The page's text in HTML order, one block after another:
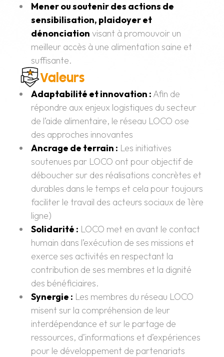
Mener ou soutenir des actions de
sensibilisation, plaidoyer et
dénonciation visant à promouvoir un
meilleur accès à une alimentation saine et
suffisante.
Valeurs
Adaptabilité et innovation : Afin de
répondre aux enjeux logistiques du secteur
de l’aide alimentaire, le réseau LOCO ose
des approches innovantes
Ancrage de terrain : Les initiatives
soutenues par LOCO ont pour objectif de
déboucher sur des réalisations concrètes et
durables dans le temps et cela pour toujours
faciliter le travail des acteurs sociaux de 1ère
ligne)
Solidarité : LOCO met en avant le contact
humain dans l’exécution de ses missions et
exerce ses activités en respectant la
contribution de ses membres et la dignité
des bénéficiaires.
Synergie : Les membres du réseau LOCO
misent sur la compréhension de leur
interdépendance et sur le partage de
ressources, d’informations et d’expériences
pour le développement de partenariats